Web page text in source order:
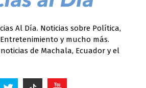
Al Día. Noticias sobre Política,
y mucho más.
de Machala, Ecuador y el